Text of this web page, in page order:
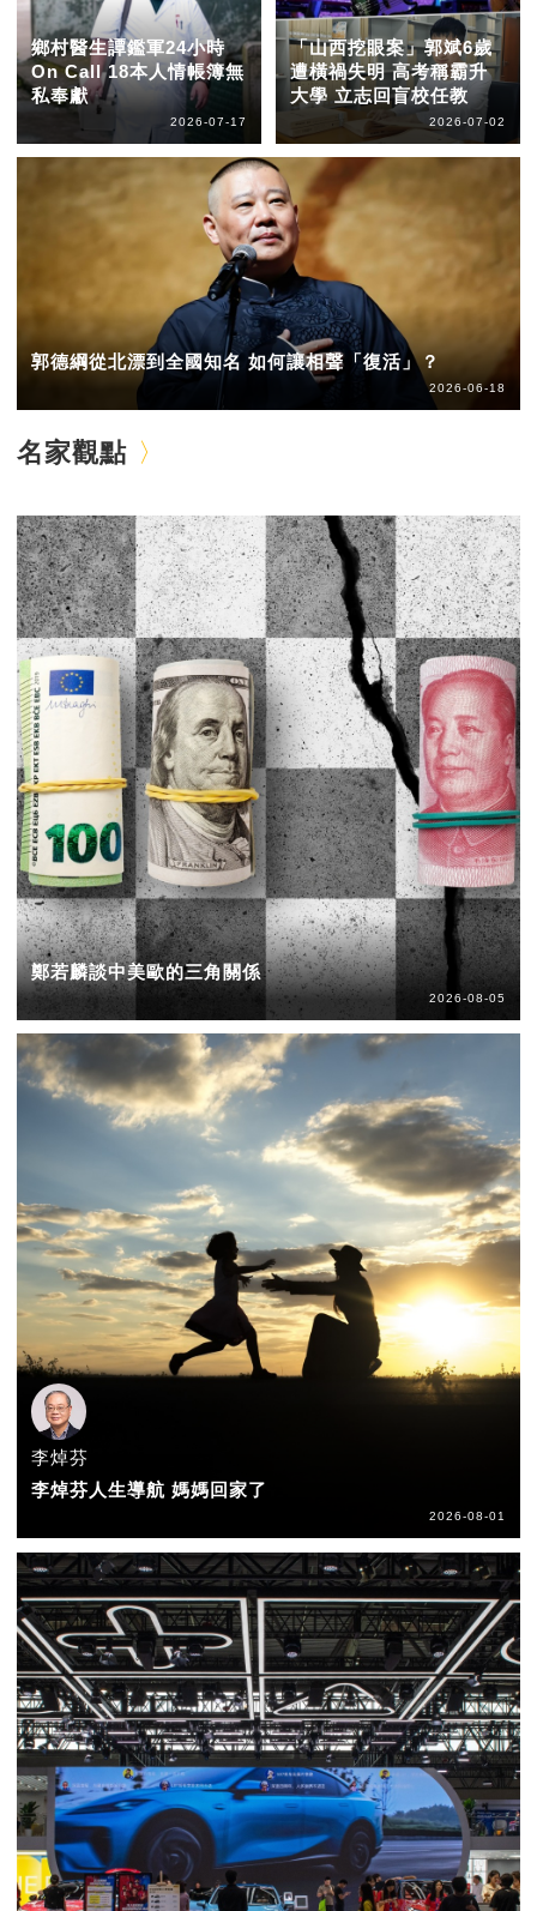
鄉村醫生譚鑑軍24小時
On Call 18本人情帳簿無
私奉獻
2026-07-17
「山西挖眼案」郭斌6歲
遭橫禍失明 高考稱霸升
大學 立志回盲校任教
2026-07-02
郭德綱從北漂到全國知名 如何讓相聲「復活」？
2026-06-18
名家觀點
鄭若麟談中美歐的三角關係
2026-08-05
李焯芬
李焯芬人生導航 媽媽回家了
2026-08-01